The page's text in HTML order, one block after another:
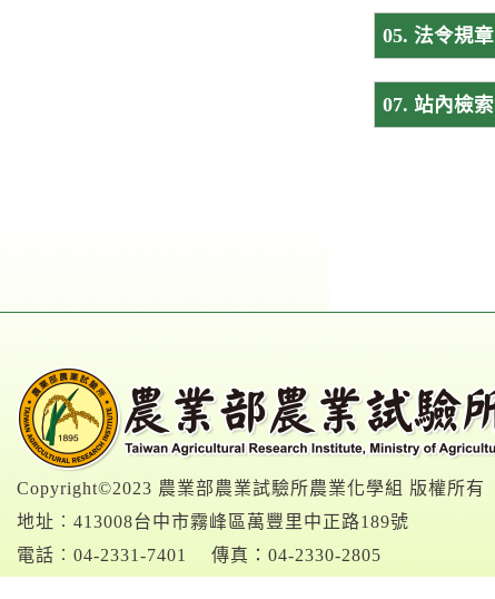
05. 法令規章
07. 站內檢索
Copyright©2023 農業部農業試驗所農業化學組 版權所有
地址︰413008台中市霧峰區萬豐里中正路189號
電話︰04-2331-7401
傳真：04-2330-2805